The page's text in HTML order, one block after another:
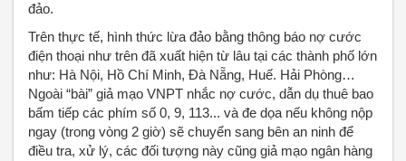
đảo.
Trên thực tế, hình thức lừa đảo bằng thông báo nợ cước
điện thoại như trên đã xuất hiện từ lâu tại các thành phố lớn
như: Hà Nội, Hồ Chí Minh, Đà Nẵng, Huế. Hải Phòng…
Ngoài “bài” giả mạo VNPT nhắc nợ cước, dẫn dụ thuê bao
bấm tiếp các phím số 0, 9, 113... và đe dọa nếu không nộp
ngay (trong vòng 2 giờ) sẽ chuyển sang bên an ninh để
điều tra, xử lý, các đối tượng này cũng giả mạo ngân hàng